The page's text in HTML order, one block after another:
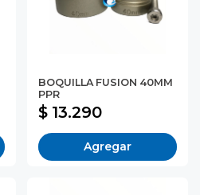
BOQUILLA FUSION 40MM
PPR
$ 13.290
Agregar